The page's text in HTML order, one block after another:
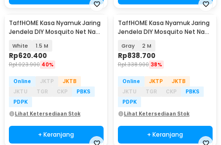
TaffHOME Kasa Nyamuk Jaring
Jendela DIY Mosquito Net Nano
White 1.5 M
Rp620.400
Rp1.023.900 40%
Online JKTP
JKTB
JKTU
TGR CKP
PBKS
PDPK
Lihat Ketersediaan Stok
+ Keranjang
TaffHOME Kasa Nyamuk Jaring
Jendela DIY Mosquito Net Nano
Gray 2 M
Rp838.700
Rp1.338.900 38%
Online JKTP
JKTB
JKTU
TGR CKP
PBKS
PDPK
Lihat Ketersediaan Stok
+ Keranjang